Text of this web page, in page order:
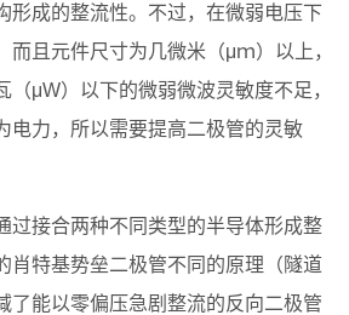
形成的整流性。不过，在微弱电压下
而且元件尺寸为几微米（μｍ）以上，
（μW）以下的微弱微波灵敏度不足，
电力，所以需要提高二极管的灵敏
过接合两种不同类型的半导体形成整
肖特基势垒二极管不同的原理（隧道
了能以零偏压急剧整流的反向二极管